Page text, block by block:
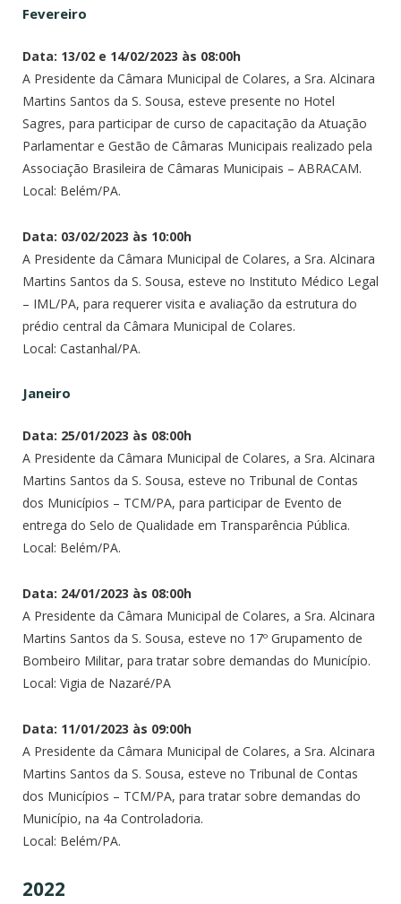
Fevereiro
Data: 13/02 e 14/02/2023 às 08:00h
A Presidente da Câmara Municipal de Colares, a Sra. Alcinara
Martins Santos da S. Sousa, esteve presente no Hotel
Sagres, para participar de curso de capacitação da Atuação
Parlamentar e Gestão de Câmaras Municipais realizado pela
Associação Brasileira de Câmaras Municipais – ABRACAM.
Local: Belém/PA.
Data: 03/02/2023 às 10:00h
A Presidente da Câmara Municipal de Colares, a Sra. Alcinara
Martins Santos da S. Sousa, esteve no Instituto Médico Legal
– IML/PA, para requerer visita e avaliação da estrutura do
prédio central da Câmara Municipal de Colares.
Local: Castanhal/PA.
Janeiro
Data: 25/01/2023 às 08:00h
A Presidente da Câmara Municipal de Colares, a Sra. Alcinara
Martins Santos da S. Sousa, esteve no Tribunal de Contas
dos Municípios – TCM/PA, para participar de Evento de
entrega do Selo de Qualidade em Transparência Pública.
Local: Belém/PA.
Data: 24/01/2023 às 08:00h
A Presidente da Câmara Municipal de Colares, a Sra. Alcinara
Martins Santos da S. Sousa, esteve no 17º Grupamento de
Bombeiro Militar, para tratar sobre demandas do Município.
Local: Vigia de Nazaré/PA
Data: 11/01/2023 às 09:00h
A Presidente da Câmara Municipal de Colares, a Sra. Alcinara
Martins Santos da S. Sousa, esteve no Tribunal de Contas
dos Municípios – TCM/PA, para tratar sobre demandas do
Município, na 4a Controladoria.
Local: Belém/PA.
2022